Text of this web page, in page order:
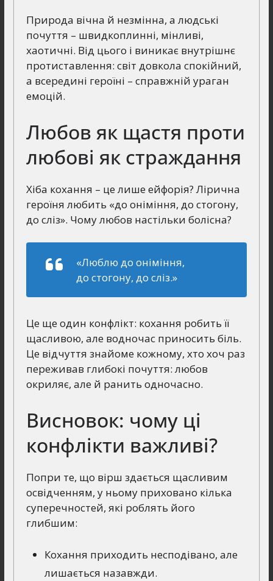
Природа вічна й незмінна, а людські
почуття – швидкоплинні, мінливі,
хаотичні. Від цього і виникає внутрішнє
протиставлення: світ довкола спокійний,
а всередині героїні – справжній ураган
емоцій.
Любов як щастя проти
любові як страждання
Хіба кохання – це лише ейфорія? Лірична
героїня любить «до оніміння, до стогону,
до сліз». Чому любов настільки болісна?
«Люблю до оніміння,
до стогону, до сліз.»
Це ще один конфлікт: кохання робить її
щасливою, але водночас приносить біль.
Це відчуття знайоме кожному, хто хоч раз
переживав глибокі почуття: любов
окриляє, але й ранить одночасно.
Висновок: чому ці
конфлікти важливі?
Попри те, що вірш здається щасливим
освідченням, у ньому приховано кілька
суперечностей, які роблять його
глибшим:
Кохання приходить несподівано, але
лишається назавжди.